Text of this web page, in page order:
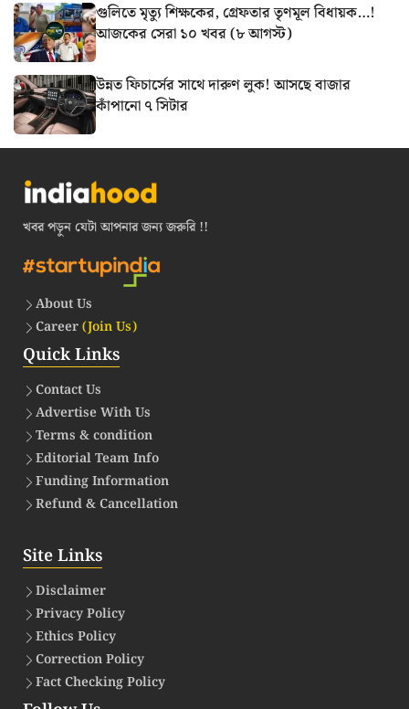
গুলিতে মৃত্যু শিক্ষকের, গ্রেফতার তৃণমূল বিধায়ক…!
আজকের সেরা ১০ খবর (৮ আগস্ট)
উন্নত ফিচার্সের সাথে দারুণ লুক! আসছে বাজার
কাঁপানো ৭ সিটার
খবর পড়ুন যেটা আপনার জন্য জরুরি !!
About Us
Career(Join Us)
Quick Links
Contact Us
Advertise With Us
Terms & condition
Editorial Team Info
Funding Information
Refund & Cancellation
Site Links
Disclaimer
Privacy Policy
Ethics Policy
Correction Policy
Fact Checking Policy